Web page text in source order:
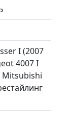
I (2007
4007 I
Mitsubishi